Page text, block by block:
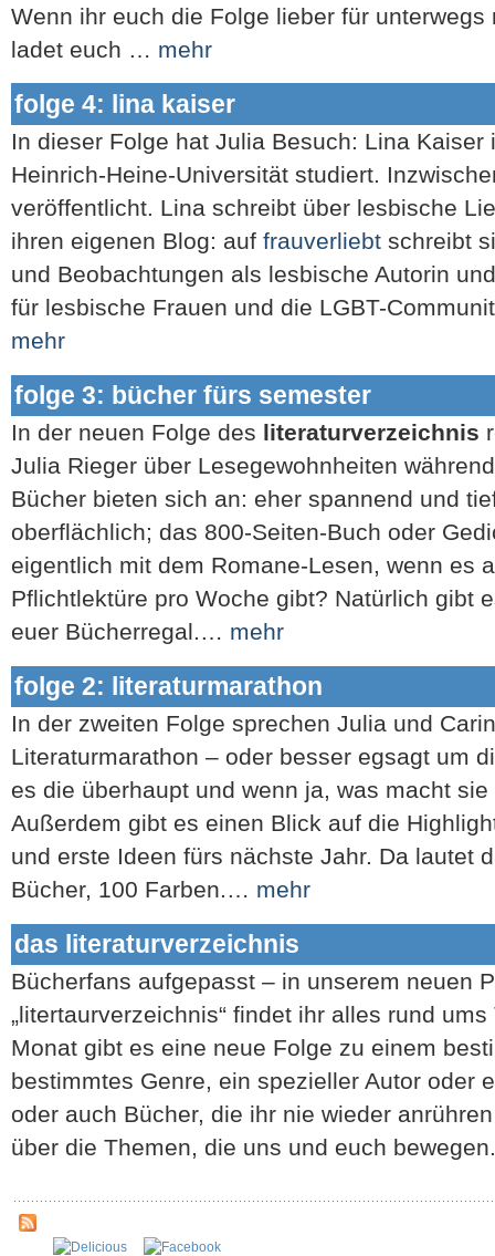
Wenn ihr euch die Folge lieber für
ladet euch … mehr
folge 4: lina kaiser
In dieser Folge hat Julia Besuch: Lina Kaiser
Heinrich-Heine-Universität studiert.
veröffentlicht. Lina schreibt über lesbische
ihren eigenen Blog: auf frauverliebt schreibt
und Beobachtungen als lesbische Autorin
für lesbische Frauen und die LGBT-
mehr
folge 3: bücher fürs semester
In der neuen Folge des literaturverzeichnis
Julia Rieger über Lesegewohnheiten
Bücher bieten sich an: eher spannend und
oberflächlich; das 800-Seiten-Buch oder
eigentlich mit dem Romane-Lesen, wenn es
Pflichtlektüre pro Woche gibt? Natürlich gibt
euer Bücherregal.… mehr
folge 2: literaturmarathon
In der zweiten Folge sprechen Julia und
Literaturmarathon – oder besser egsagt um
es die überhaupt und wenn ja, was macht sie
Außerdem gibt es einen Blick auf die
und erste Ideen fürs nächste Jahr. Da lautet
Bücher, 100 Farben.… mehr
das literaturverzeichnis
Bücherfans aufgepasst – in unserem neuen
„litertaurverzeichnis“ findet ihr alles rund
Monat gibt es eine neue Folge zu einem
bestimmtes Genre, ein spezieller Autor oder
oder auch Bücher, die ihr nie wieder
über die Themen, die uns und euch